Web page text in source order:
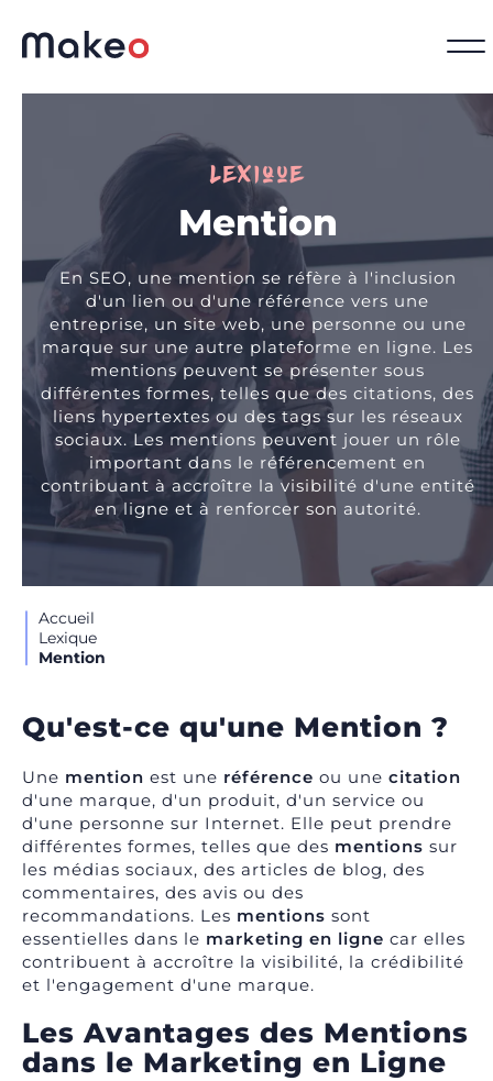
Lexique
Mention
En SEO, une mention se réfère à l'inclusion
d'un lien ou d'une référence vers une
entreprise, un site web, une personne ou une
marque sur une autre plateforme en ligne. Les
mentions peuvent se présenter sous
différentes formes, telles que des citations, des
liens hypertextes ou des tags sur les réseaux
sociaux. Les mentions peuvent jouer un rôle
important dans le référencement en
contribuant à accroître la visibilité d'une entité
en ligne et à renforcer son autorité.
Accueil
Lexique
Mention
Qu'est-ce qu'une Mention ?
Une mention est une référence ou une citation
d'une marque, d'un produit, d'un service ou
d'une personne sur Internet. Elle peut prendre
différentes formes, telles que des mentions sur
les médias sociaux, des articles de blog, des
commentaires, des avis ou des
recommandations. Les mentions sont
essentielles dans le marketing en ligne car elles
contribuent à accroître la visibilité, la crédibilité
et l'engagement d'une marque.
Les Avantages des Mentions
dans le Marketing en Ligne